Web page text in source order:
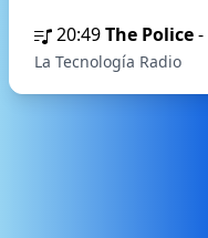
20:49The Police-
La Tecnología Radio